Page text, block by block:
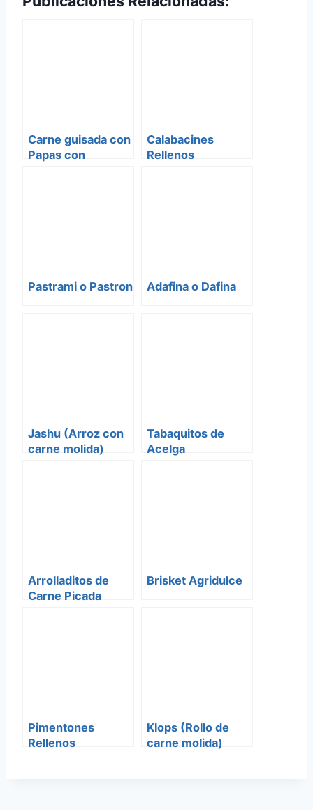
Carne guisada con
Papas con
Calabacines
Rellenos
Pastrami o Pastron Adafina o Dafina
Jashu (Arroz con
carne molida)
Tabaquitos de
Acelga
Arrolladitos de
Carne Picada
Brisket Agridulce
Pimentones
Rellenos
Klops (Rollo de
carne molida)